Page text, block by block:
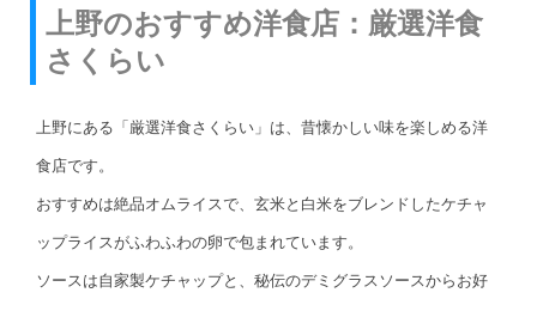
上野のおすすめ洋食店：厳選洋食
さくらい
上野にある「厳選洋食さくらい」は、昔懐かしい味を楽しめる洋
食店です。
おすすめは絶品オムライスで、玄米と白米をブレンドしたケチャ
ップライスがふわふわの卵で包まれています。
ソースは自家製ケチャップと、秘伝のデミグラスソースからお好